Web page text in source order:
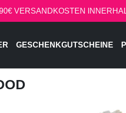
VERSANDKOSTEN
GESCHENKGUTSCHEINE